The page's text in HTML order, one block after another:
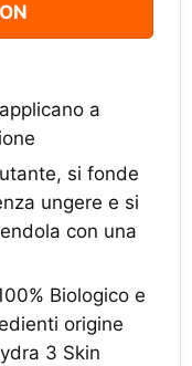
a
si fonde
ungere e si
con una
Biologico e
origine
3 Skin